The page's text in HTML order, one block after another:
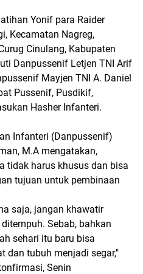
Yonif para Raider
Kecamatan Nagreg,
Cinulang, Kabupaten
Danpussenif Letjen TNI Arif
Mayjen TNI A. Daniel
Pussenif, Pusdikif,
Hasher Infanteri.
Infanteri (Danpussenif)
M.A mengatakan,
tidak harus khusus dan bisa
tujuan untuk pembinaan
saja, jangan khawatir
Sebab, bahkan
sehari itu baru bisa
dan tubuh menjadi segar,"
Senin